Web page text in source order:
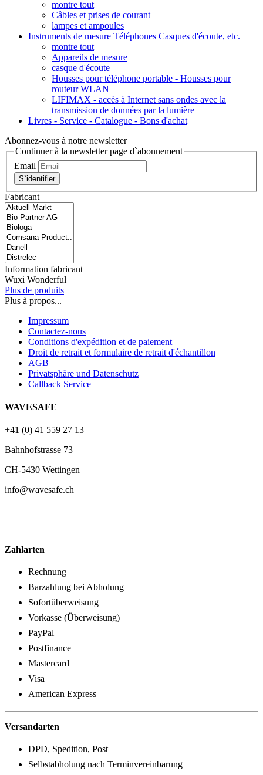
montre tout
Câbles et prises de courant
lampes et ampoules
Instruments de mesure Téléphones Casques d'écoute, etc.
montre tout
Appareils de mesure
casque d'écoute
Housses pour téléphone portable - Housses pour
routeur WLAN
LIFIMAX - accès à Internet sans ondes avec la
transmission de données par la lumière
Livres - Service - Catalogue - Bons d'achat
Abonnez-vous à notre newsletter
Continuer à la newsletter page d`abonnement
Email
S`identifier
Fabricant
Information fabricant
Wuxi Wonderful
Plus de produits
Plus à propos...
Impressum
Contactez-nous
Conditions d'expédition et de paiement
Droit de retrait et formulaire de retrait d'échantillon
AGB
Privatsphäre und Datenschutz
Callback Service
WAVESAFE
+41 (0) 41 559 27 13
Bahnhofstrasse 73
CH-5430 Wettingen
info@wavesafe.ch
Zahlarten
Rechnung
Barzahlung bei Abholung
Sofortüberweisung
Vorkasse (Überweisung)
PayPal
Postfinance
Mastercard
Visa
American Express
Versandarten
DPD, Spedition, Post
Selbstabholung nach Terminvereinbarung